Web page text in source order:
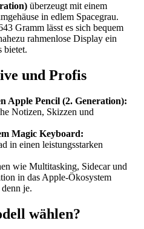
überzeugt mit einem
in edlem Spacegrau.
Gramm lässt es sich bequem
rahmenlose Display ein
bietet.
und Profis
Apple Pencil (2. Generation):
Notizen, Skizzen und
Magic Keyboard:
in einen leistungsstarken
wie Multitasking, Sidecar und
in das Apple-Ökosystem
je.
wählen?